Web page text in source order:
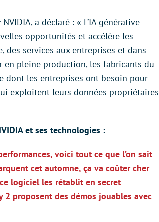
a déclaré : « L’IA générative
opportunités et accélère les
des services aux entreprises et dans
en pleine production, les fabricants du
dont les entreprises ont besoin pour
exploitent leurs données propriétaires
et ses technologies :
voici tout ce que l’on sait
cet automne, ça va coûter cher
logiciel les rétablit en secret
proposent des démos jouables avec